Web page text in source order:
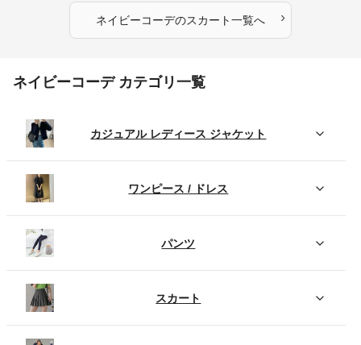
ネイビーコーデのスカート一覧へ ›
ネイビーコーデ カテゴリ一覧
カジュアル レディース ジャケット
ワンピース / ドレス
パンツ
スカート